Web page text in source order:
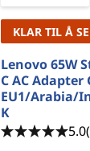
KLAR TIL Å
Lenovo 65W
C AC Adapter
EU1/Arabia/
K
5.0